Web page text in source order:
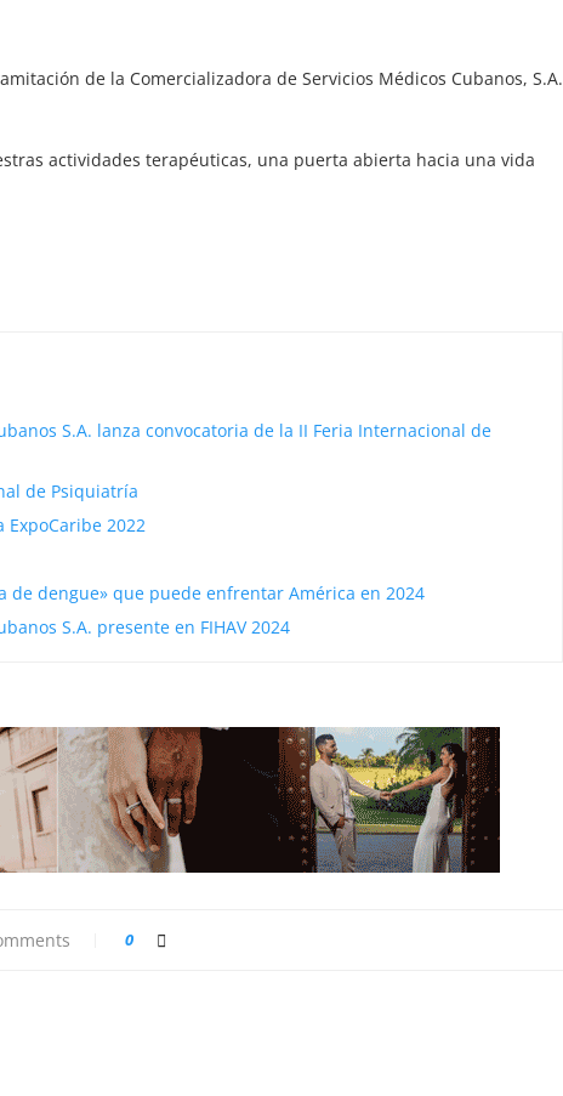
de la Comercializadora de Servicios Médicos Cubanos, S.A.
actividades terapéuticas, una puerta abierta hacia una vida
S.A. lanza convocatoria de la II Feria Internacional de
de Psiquiatría
2022
de dengue» que puede enfrentar América en 2024
S.A. presente en FIHAV 2024
0